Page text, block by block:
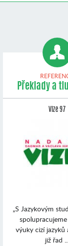
Překlady a
Vize 97
„S Jazykovým
výuky cizí jazyků
již řad ...